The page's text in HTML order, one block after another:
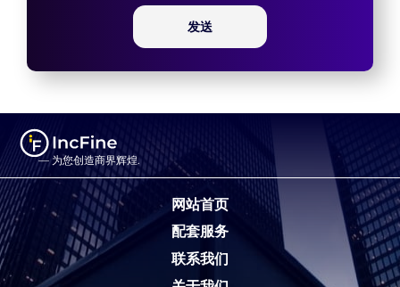
发送
— 为您创造商界辉煌.
网站首页
配套服务
联系我们